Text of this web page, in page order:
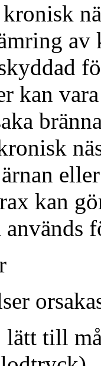
kan
kan
till